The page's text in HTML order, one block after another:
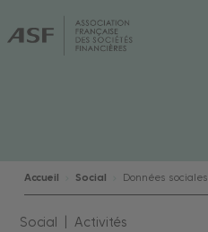
Accueil Social Données sociales
Social | Activités